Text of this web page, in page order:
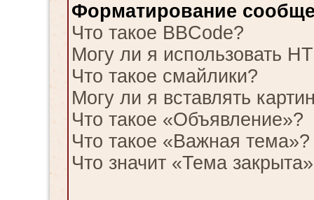
Форматирование
Что такое BBCode?
Могу ли я использовать
Что такое смайлики?
Могу ли я вставлять
Что такое «Объявление»?
Что такое «Важная тема»?
Что значит «Тема